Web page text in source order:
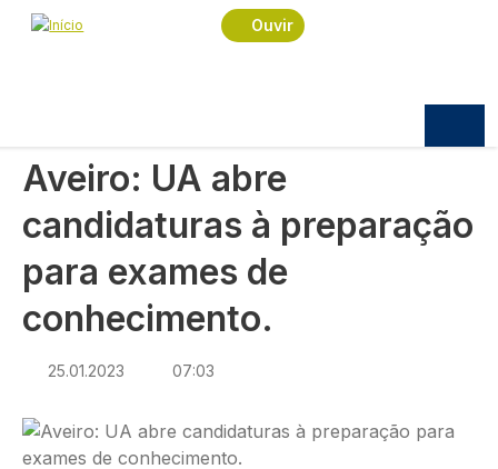
Passar para o conteúdo principal
Ouvir
Navegação estrutural
Início
Sociedade
Aveiro: UA abre candidaturas à preparação para
Aveiro: UA abre
candidaturas à preparação
para exames de
conhecimento.
25.01.2023 07:03
Imagem